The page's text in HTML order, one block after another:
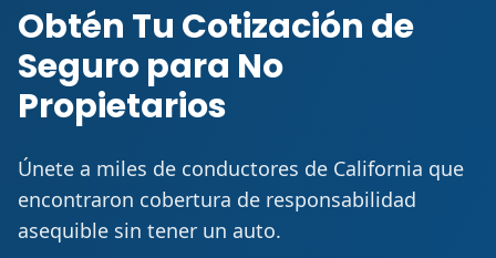
Obtén Tu Cotización de
Seguro para No
Propietarios
Únete a miles de conductores de California que
encontraron cobertura de responsabilidad
asequible sin tener un auto.